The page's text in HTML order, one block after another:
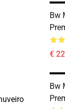
Bw
€
Bw